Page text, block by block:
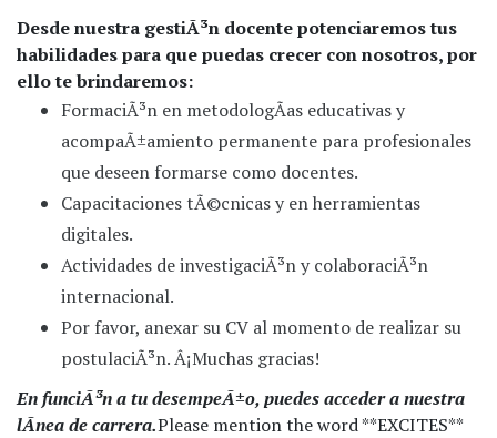
Desde nuestra gestiÃ³n docente potenciaremos tus
habilidades para que puedas crecer con nosotros, por
ello te brindaremos:
FormaciÃ³n en metodologÃ­as educativas y
acompaÃ±amiento permanente para profesionales
que deseen formarse como docentes.
Capacitaciones tÃ©cnicas y en herramientas
digitales.
Actividades de investigaciÃ³n y colaboraciÃ³n
internacional.
Por favor, anexar su CV al momento de realizar su
postulaciÃ³n. Â¡Muchas gracias!
En funciÃ³n a tu desempeÃ±o, puedes acceder a nuestra
lÃ­nea de carrera.Please mention the word **EXCITES**